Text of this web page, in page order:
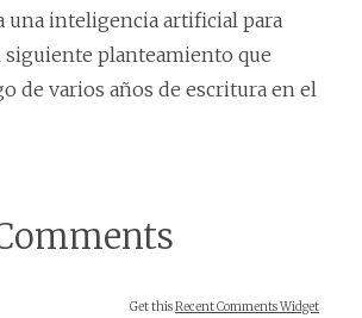
una inteligencia artificial para
siguiente planteamiento que
de varios años de escritura en el
Get thisRecent Comments Widget